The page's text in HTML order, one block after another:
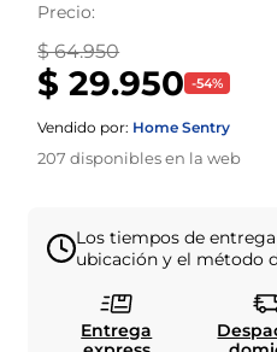
Precio:
$ 64.950
$ 29.950 -54%
Vendido por: Home Sentry
207 disponibles en la web
Los tiempos de
ubicación y el método
Entrega